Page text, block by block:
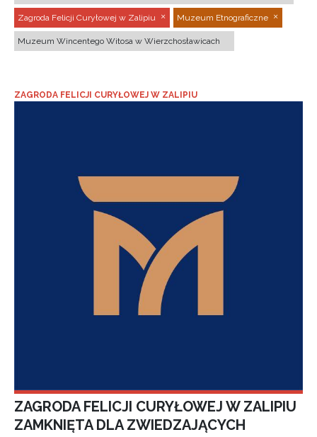
Zagroda Felicji Curyłowej w Zalipiu Muzeum Etnograficzne
Muzeum Wincentego Witosa w Wierzchosławicach
ZAGRODA FELICJI CURYŁOWEJ W ZALIPIU
ZAGRODA FELICJI CURYŁOWEJ W ZALIPIU
ZAMKNIĘTA DLA ZWIEDZAJĄCYCH